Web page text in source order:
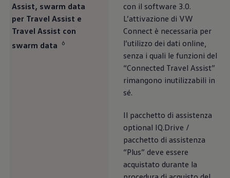
Assist, swarm data
per Travel Assist e
Travel Assist con
swarm data
6
con il software 3.0.
L’attivazione di VW
Connect è necessaria per
l’utilizzo dei dati online,
senza i quali le funzioni del
“Connected Travel Assist”
rimangono inutilizzabili in
sé.
Il pacchetto di assistenza
optional IQ.Drive /
pacchetto di assistenza
“Plus” deve essere
acquistato durante la